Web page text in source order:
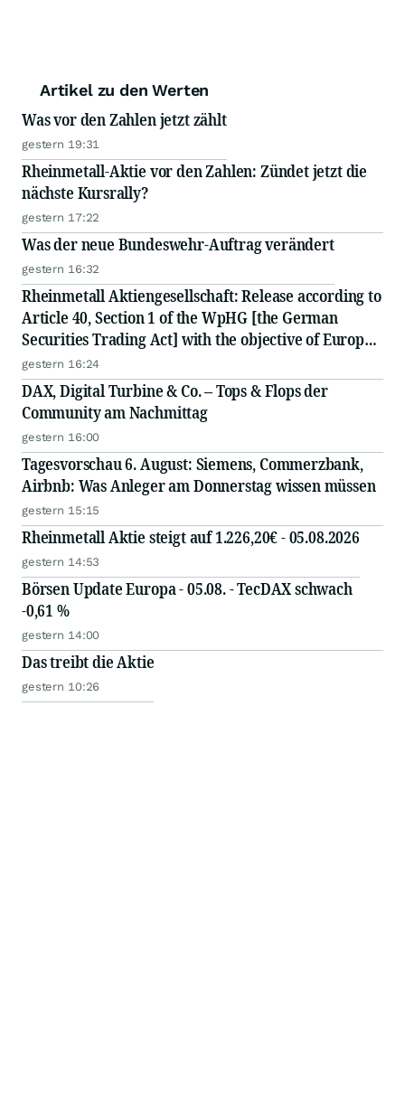
Artikel zu den Werten
Was vor den Zahlen jetzt zählt
gestern 19:31
Rheinmetall-Aktie vor den Zahlen: Zündet jetzt die
nächste Kursrally?
gestern 17:22
Was der neue Bundeswehr-Auftrag verändert
gestern 16:32
Rheinmetall Aktiengesellschaft: Release according to
Article 40, Section 1 of the WpHG [the German
Securities Trading Act] with the objective of Europe-
wide distribution
gestern 16:24
DAX, Digital Turbine & Co. – Tops & Flops der
Community am Nachmittag
gestern 16:00
Tagesvorschau 6. August: Siemens, Commerzbank,
Airbnb: Was Anleger am Donnerstag wissen müssen
gestern 15:15
Rheinmetall Aktie steigt auf 1.226,20€ - 05.08.2026
gestern 14:53
Börsen Update Europa - 05.08. - TecDAX schwach
-0,61 %
gestern 14:00
Das treibt die Aktie
gestern 10:26